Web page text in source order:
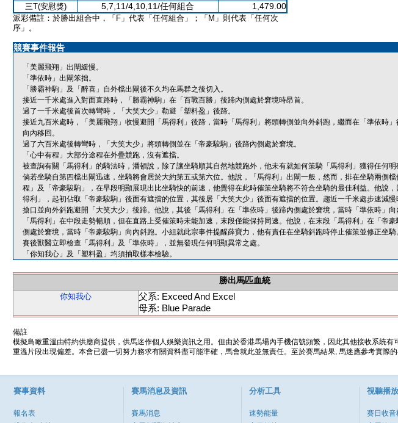
三T(安慰獎) 5,7,11/4,10,11/任何組合 1,479.00
派彩備註：於勝出組合中，「F」代表「任何組合」；「M」則代表「任何次
序」。
競賽事件報告
「美麗飛翔」出閘緩慢。
「準依時」出閘笨拙。
「勝霸神駒」及「醉喜」自外檔出閘後不久均在馬群之後切入。
接近一千米處進入對面直路時，「勝霸神駒」在「百戰百勝」後蹄內側處於窘境時昂首。
過了一千米處後首次轉彎時，「大笑大少」勒避「塑料盈」後蹄。
接近九百米處時，「美麗飛翔」收慢避開「馬得利」後蹄，當時「馬得利」將頭轉側並向外斜跑，繼而在「準依時
向內移回。
過了六百米處後轉彎時，「大笑大少」將頭轉側並在「帝豪駿駒」後蹄內側處於窘境。
「心中有程」大部分途程在外疊競跑，沒有遮擋。
被查詢有關「馬得利」的騎法時，潘頓說，除了讓坐騎順其自然地競跑外，他未有就如何策騎「馬得利」獲得任何
倘若坐騎自第四檔出閘迅速，坐騎將會居於大約第五或第六位。他說，「馬得利」出閘一般，然而，排在坐騎兩側
程」及「帝豪駿駒」，在早段明顯展現出比坐騎快的前速，他覺得在此時催策坐騎將不符合坐騎的最佳利益。他說
得利」，起初佔取「帝豪駿駒」後面有遮擋的位置，其後居「大笑大少」後面有遮擋的位置。趨近一千米處步速減
搶口並向外斜跑避開「大笑大少」後蹄。他說，其後「馬得利」在「準依時」後蹄內側處於窘境，當時「準依時」向
「馬得利」在中段走勢暢順，但在直路上受催策時未能加速，末段僅能保持同速。他說，在末段「馬得利」在「帝
側處於窘境，當時「帝豪駿駒」向內斜跑。小組就此宗事件提醒薛寶力，他有責任在坐騎斜跑時停止催策並修正坐騎
賽後獸醫立即檢查「馬得利」及「準依時」，並無發現任何明顯異常之處。
「你知我心」及「塑料盈」均須抽取樣本檢驗。
勝出馬匹血統
你知我心
父系: Exceed And Excel
母系: Blue Parade
備註
模擬鳥瞰重溫由特約供應商提供，供馬迷作個人娛樂資訊之用。但由於香港馬場內手機信號頻繁，因此其他接收系統有
重溫片段出現偏差。本會已盡一切努力務求有關資料盡可能準確，馬會就此並無責任。至於賽馬結果, 馬迷應參考實際的
賽事資料
報名表
賽馬消息及資訊
賽馬消息
分析工具
速勢能量
視聽播
賽日收音